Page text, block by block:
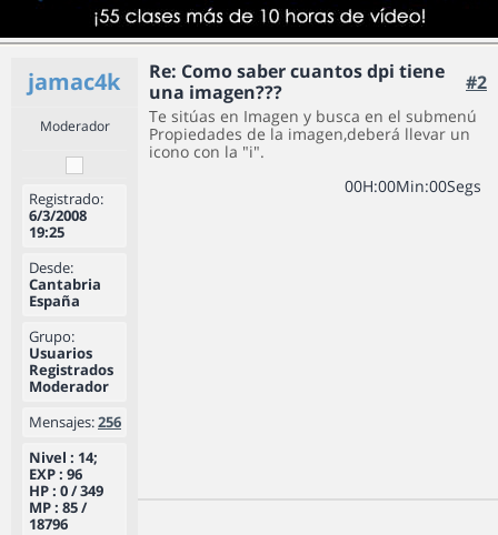
jamac4k
Re: Como saber cuantos dpi tiene
una imagen???
#2
Moderador
Registrado:
6/3/2008
19:25
Desde:
Cantabria
España
Grupo:
Usuarios
Registrados
Moderador
Mensajes:256
Nivel : 14;
EXP : 96
HP : 0 / 349
MP : 85 /
18796
Te sitúas en Imagen y busca en el submenú
Propiedades de la imagen,deberá llevar un
icono con la "i".
00H:00Min:00Segs